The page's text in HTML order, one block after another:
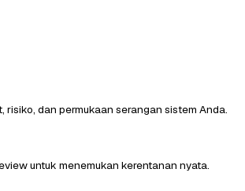
risiko, dan permukaan serangan sistem Anda.
untuk menemukan kerentanan nyata.